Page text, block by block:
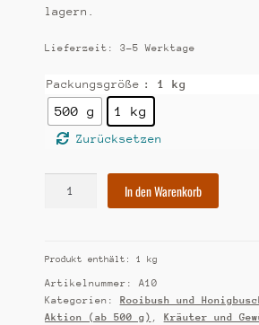
lagern.
Lieferzeit: 3-5 Werktage
Packungsgröße : 1 kg
500 g 1 kg
Zurücksetzen
Rooibush
Menge
In den Warenkorb
Produkt enthält: 1 kg
Artikelnummer:A10
Kategorien:
Rooibush und
Aktion (ab 500 g) ,
Kräuter und